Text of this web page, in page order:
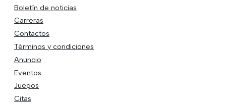
Boletín de noticias
Carreras
Contactos
Términos y condiciones
Anuncio
Eventos
Juegos
Citas